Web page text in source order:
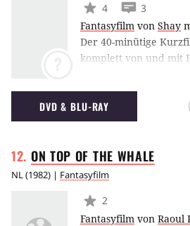
4
3
Fantasyfilm von Shay
Der 40-minütige
komplett von und mit
Fursuits befinden.
DVD & BLU-RAY
ON TOP OF THE WHALE
NL(1982) | Fantasyfilm
2
Fantasyfilm von Raoul